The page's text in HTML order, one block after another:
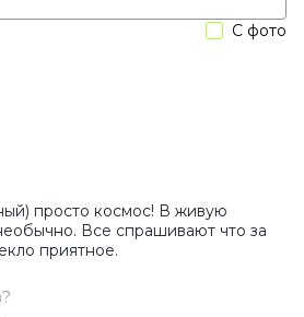
С фото
просто космос! В живую
Все спрашивают что за
приятное.